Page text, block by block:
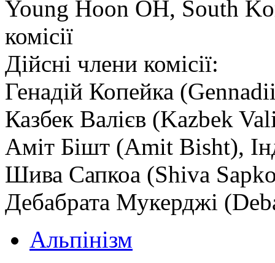
Young Hoon OH, South
комісії
Дійсні члени комісії:
Генадій Копейка
Казбек Валієв (Kazbek
Аміт Бішт (Amit Bisht),
Шива Сапкоа (Shiva
Дебабрата Мукерджі
Альпінізм